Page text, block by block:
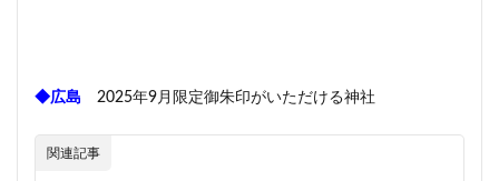
◆広島 2025年9月限定御朱印がいただける神社
関連記事